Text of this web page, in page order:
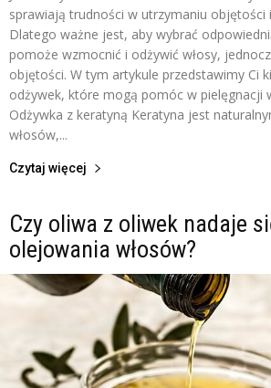
sprawiają trudności w utrzymaniu objętości
Dlatego ważne jest, aby wybrać
pomoże wzmocnić i odżywić włosy,
objętości. W tym artykule przedstawimy Ci
odżywek, które mogą pomóc w pielęgnacji
Odżywka z keratyną Keratyna jest
włosów,...
Czytaj więcej
Czy oliwa z oliwek nadaje
olejowania włosów?